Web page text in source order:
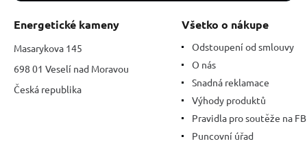
Energetické kameny
Masarykova 145
698 01 Veselí nad Moravou
Česká republika
Všetko o nákupe
Odstoupení od smlouvy
O nás
Snadná reklamace
Výhody produktů
Pravidla pro soutěže na FB
Puncovní úřad